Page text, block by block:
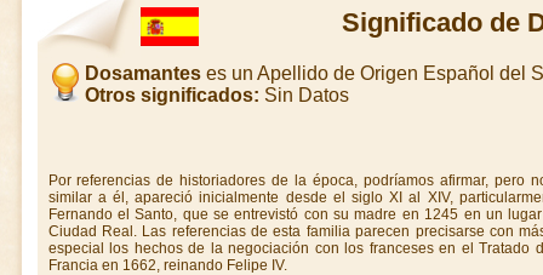
Significado de
Dosamanteses un Apellido de Origen Español del
Otros significados: Sin Datos
Por referencias de historiadores de la época, podríamos afirmar, pero
similar a él, apareció inicialmente desde el siglo XI al XIV,
Fernando el Santo, que se entrevistó con su madre en 1245 en un
Ciudad Real. Las referencias de esta familia parecen precisarse con
especial los hechos de la negociación con los franceses en el Tratado
Francia en 1662, reinando Felipe IV.